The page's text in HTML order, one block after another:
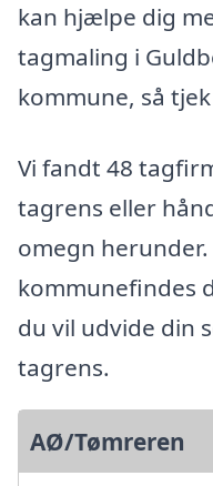
kan hjælpe dig
tagmaling i
kommune, så
Vi fandt 48
tagrens eller
omegn
kommunefindes
du vil udvide din
tagrens.
AØ/Tømreren